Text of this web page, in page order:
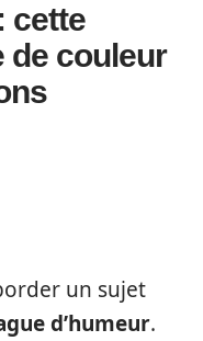
cette
de couleur
un sujet
d’humeur.